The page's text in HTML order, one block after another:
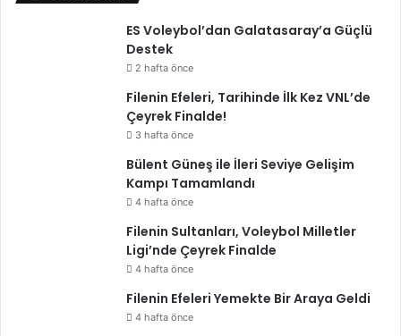
ES Voleybol’dan Galatasaray’a Güçlü
Destek
2 hafta önce
Filenin Efeleri, Tarihinde İlk Kez VNL’de
Çeyrek Finalde!
3 hafta önce
Bülent Güneş ile İleri Seviye Gelişim
Kampı Tamamlandı
4 hafta önce
Filenin Sultanları, Voleybol Milletler
Ligi’nde Çeyrek Finalde
4 hafta önce
Filenin Efeleri Yemekte Bir Araya Geldi
4 hafta önce